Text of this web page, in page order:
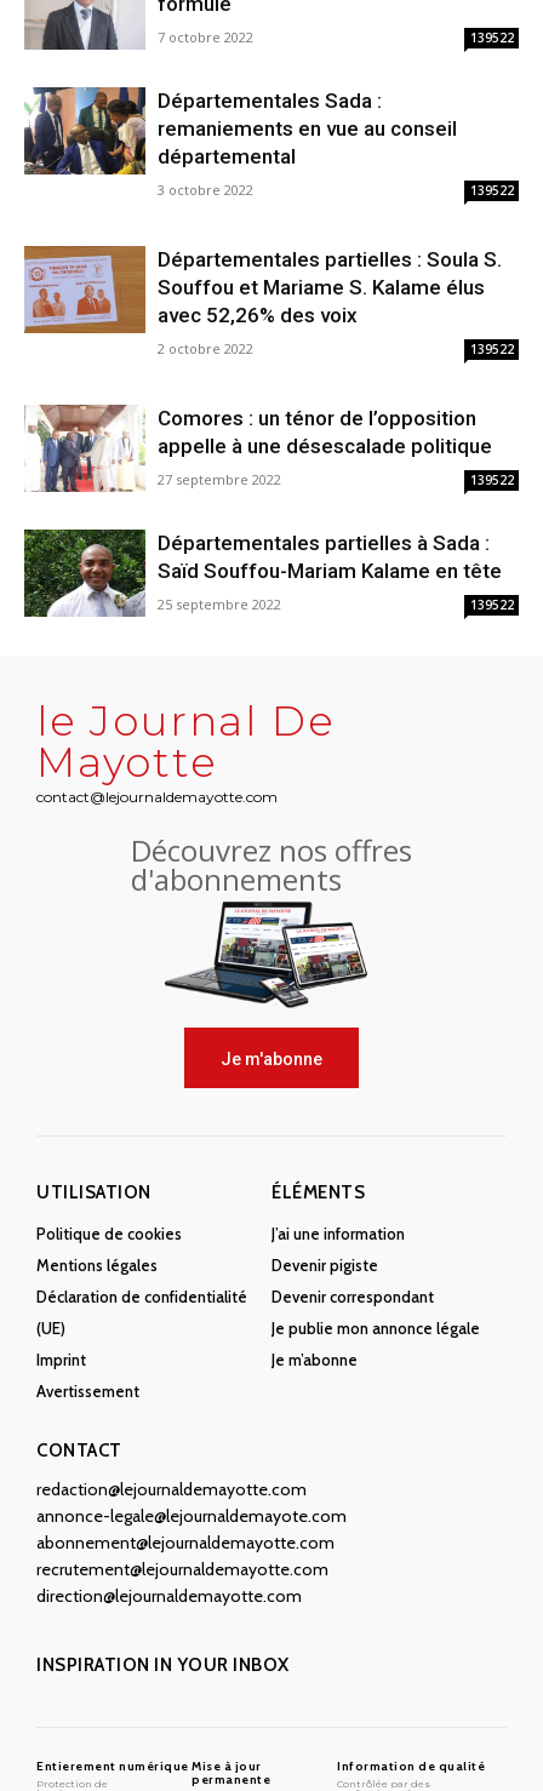
7 octobre 2022 139522
Départementales Sada :
remaniements en vue au conseil
départemental
3 octobre 2022 139522
Départementales partielles : Soula S.
Souffou et Mariame S. Kalame élus
avec 52,26% des voix
2 octobre 2022 139522
Comores : un ténor de l’opposition
appelle à une désescalade politique
27 septembre 2022 139522
Départementales partielles à Sada :
Saïd Souffou-Mariam Kalame en tête
25 septembre 2022 139522
le Journal De
Mayotte
contact@lejournaldemayotte.com
Découvrez nos offres
d'abonnements
Je m'abonne
UTILISATION
Politique de cookies
Mentions légales
Déclaration de confidentialité
(UE)
Imprint
Avertissement
ÉLÉMENTS
J’ai une information
Devenir pigiste
Devenir correspondant
Je publie mon annonce légale
Je m’abonne
CONTACT
redaction@lejournaldemayotte.com
annonce-legale@lejournaldemayote.com
abonnement@lejournaldemayotte.com
recrutement@lejournaldemayotte.com
direction@lejournaldemayotte.com
INSPIRATION IN YOUR INBOX
Entierement numérique
Protection de
Mise à jour
permanente
Information de qualité
Contrôlée par des